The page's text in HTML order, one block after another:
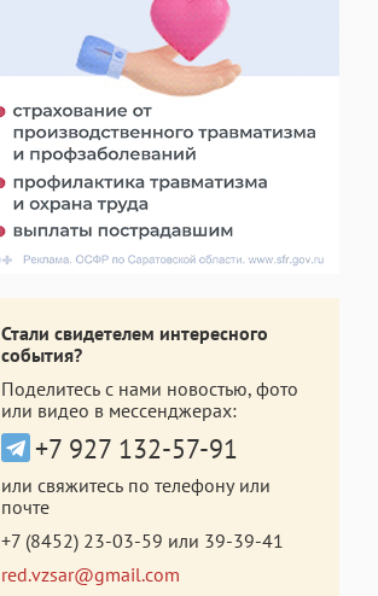
Стали свидетелем интересного
события?
Поделитесь с нами новостью, фото
или видео в мессенджерах:
+7 927 132-57-91
или свяжитесь по телефону или
почте
+7 (8452) 23-03-59 или 39-39-41
red.vzsar@gmail.com